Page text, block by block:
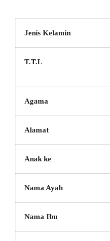
Jenis Kelamin
T.T.L
Agama
Alamat
Anak ke
Nama Ayah
Nama Ibu